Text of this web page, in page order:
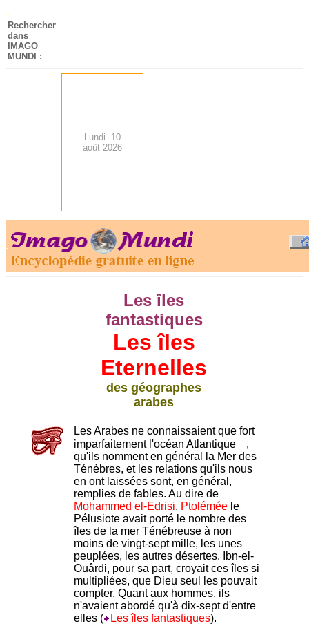
-
Rechercher
dans
IMAGO
MUNDI :
Lundi 10
août 2026
.
Les îles
fantastiques
Les îles
Eternelles
des géographes
arabes
Les Arabes ne connaissaient que fort
imparfaitement l'océan Atlantique
,
qu'ils nomment en général la Mer des
Ténèbres, et les relations qu'ils nous
en ont laissées sont, en général,
remplies de fables. Au dire de
Mohammed el-Edrisi, Ptolémée le
Pélusiote avait porté le nombre des
îles de la mer Ténébreuse à non
moins de vingt-sept mille, les unes
peuplées, les autres désertes. Ibn-el-
Ouârdi, pour sa part, croyait ces îles si
multipliées, que Dieu seul les pouvait
compter. Quant aux hommes, ils
n'avaient abordé qu'à dix-sept d'entre
elles (
Les îles fantastiques).